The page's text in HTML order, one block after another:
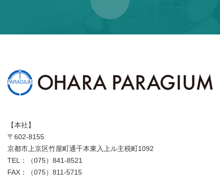
【本社】
〒602-8155
京都市上京区竹屋町通千本東入上ル主税町1092
TEL：（075）841-8521
FAX：（075）811-5715